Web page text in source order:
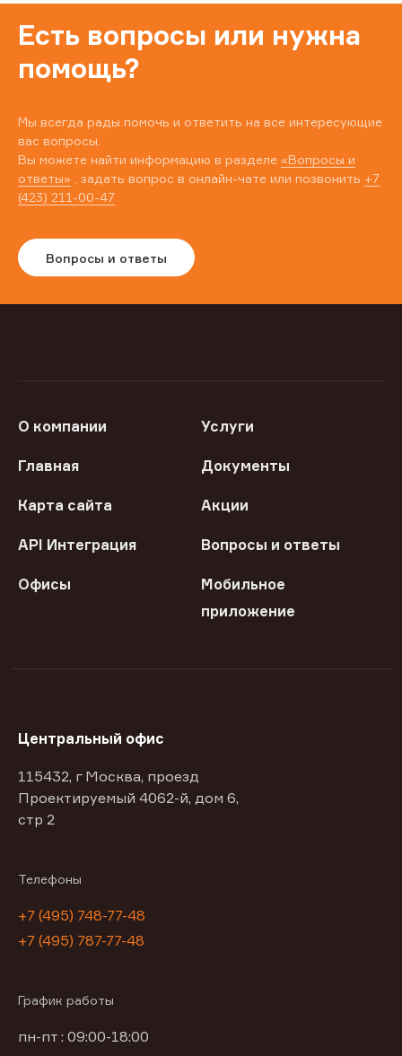
Есть вопросы или нужна
помощь?
Мы всегда рады помочь и ответить на все интересующие
вас вопросы.
Вы можете найти информацию в разделе «Вопросы и
ответы» , задать вопрос в онлайн-чате или позвонить +7
(423) 211-00-47
Вопросы и ответы
О компании Услуги
Главная Документы
Карта сайта Акции
API Интеграция Вопросы и ответы
Офисы
Мобильное
приложение
Центральный офис
115432, г Москва, проезд
Проектируемый 4062-й, дом 6,
стр 2
Телефоны
+7 (495) 748-77-48
+7 (495) 787-77-48
График работы
пн-пт : 09:00-18:00